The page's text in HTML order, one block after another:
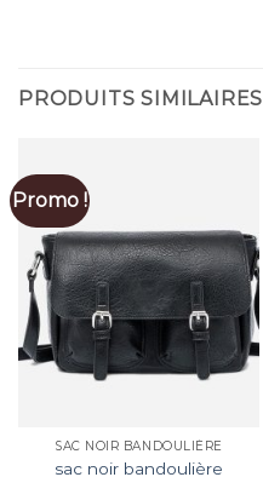
PRODUITS SIMILAIRES
Promo !
SAC NOIR BANDOULIÈRE
sac noir bandoulière